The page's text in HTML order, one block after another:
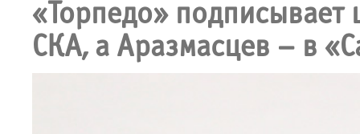
«Торпедо»
СКА, а Аразмасцев – в